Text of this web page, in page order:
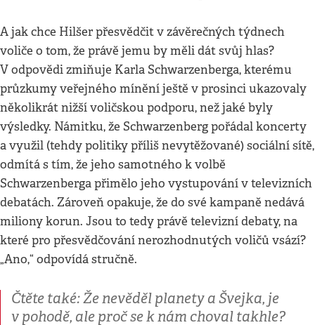
A jak chce Hilšer přesvědčit v závěrečných týdnech
voliče o tom, že právě jemu by měli dát svůj hlas?
V odpovědi zmiňuje Karla Schwarzenberga, kterému
průzkumy veřejného mínění ještě v prosinci ukazovaly
několikrát nižší voličskou podporu, než jaké byly
výsledky. Námitku, že Schwarzenberg pořádal koncerty
a využil (tehdy politiky příliš nevytěžované) sociální sítě,
odmítá s tím, že jeho samotného k volbě
Schwarzenberga přimělo jeho vystupování v televizních
debatách. Zároveň opakuje, že do své kampaně nedává
miliony korun. Jsou to tedy právě televizní debaty, na
které pro přesvědčování nerozhodnutých voličů vsází?
„Ano,“ odpovídá stručně.
Čtěte také: Že nevěděl planety a Švejka, je
v pohodě, ale proč se k nám choval takhle?